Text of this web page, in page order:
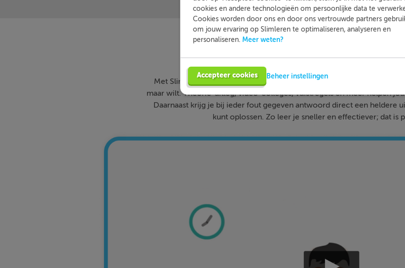
Wat isSlimlerennou
Met Slimleren oefen je online voor de vakken waar je nog wat moeite
maar wilt. Theorie-uitleg, video-colleges, vuistregels en meer helpen
Daarnaast krijg je bij ieder fout gegeven antwoord direct een heldere
kunt oplossen. Zo leer je sneller en effectiever; dat is
cookies en andere technologieën om persoonlijke data te
Cookies worden door ons en door ons vertrouwde partners
om jouw ervaring op Slimleren te optimaliseren, analyseren en
personaliseren. Meer weten?
Accepteer cookies Beheer instellingen